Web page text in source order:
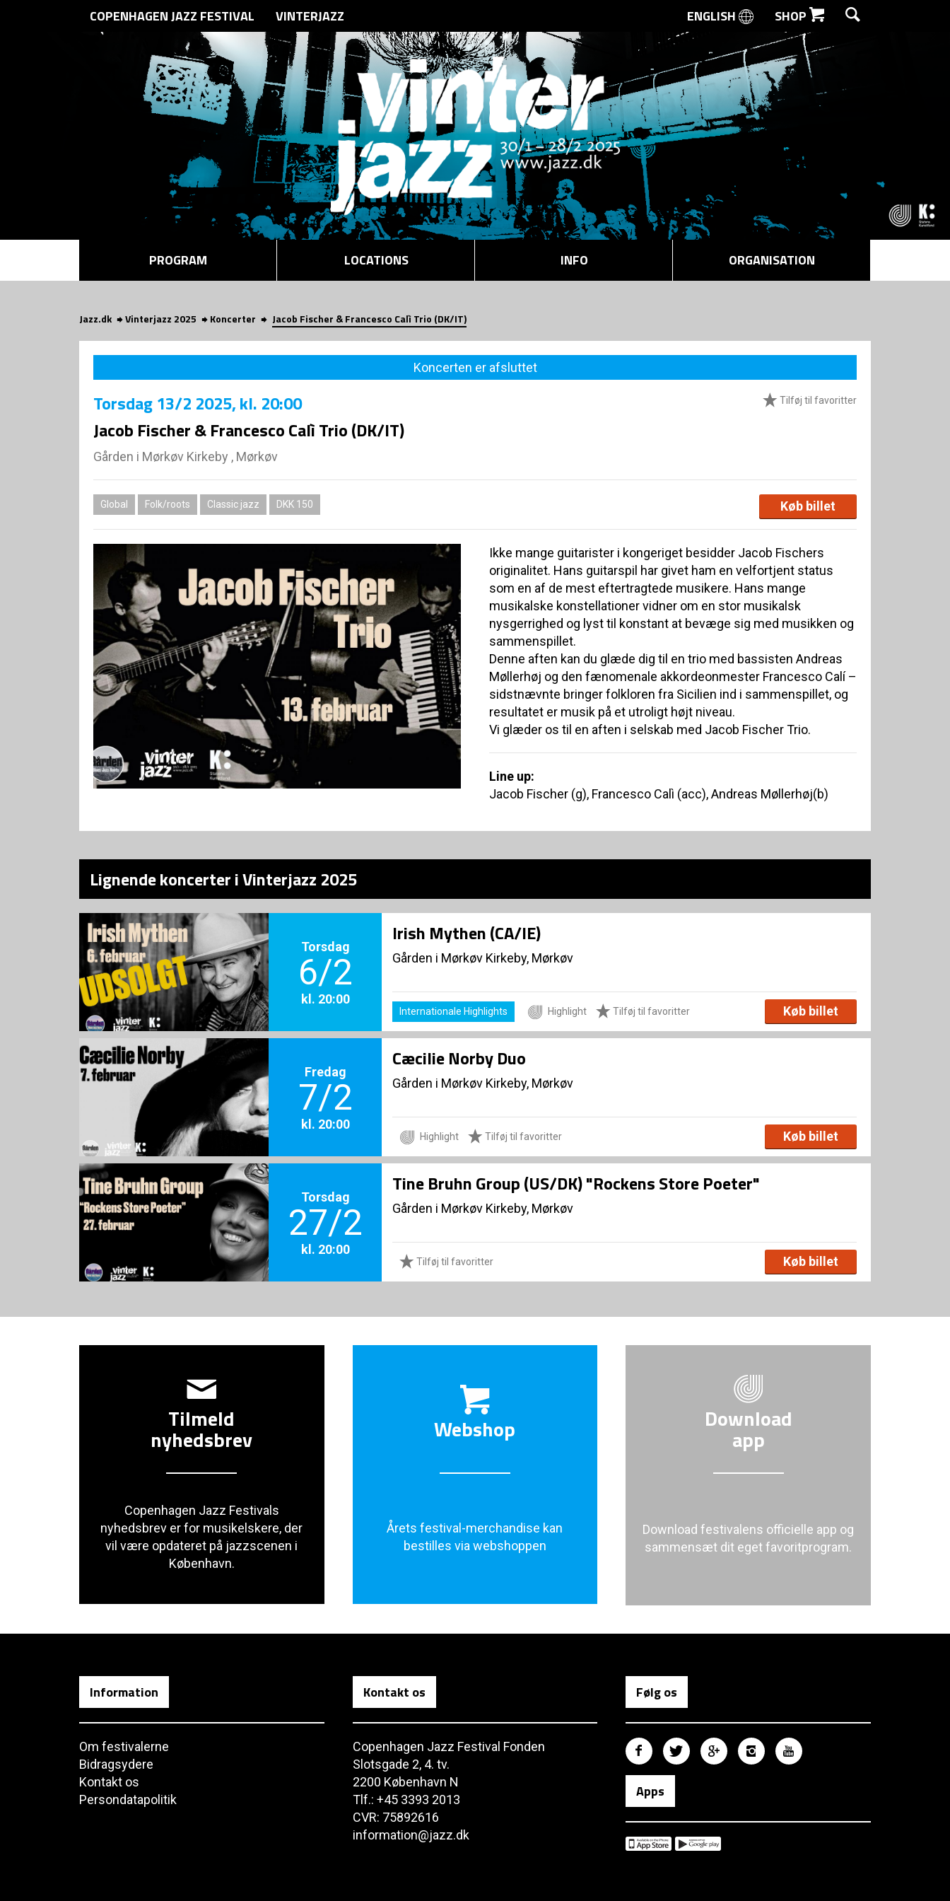
SØG
COPENHAGEN JAZZ FESTIVAL VINTERJAZZ ENGLISH SHOP
PROGRAM LOCATIONS INFO ORGANISATION
Jazz.dk Vinterjazz 2025 Koncerter Jacob Fischer & Francesco Calì Trio (DK/IT)
Koncerten er afsluttet
Tilføj til favoritter
Torsdag13/2 2025, kl. 20:00
Jacob Fischer & Francesco Calì Trio (DK/IT)
Gården i Mørkøv Kirkeby , Mørkøv
Global Folk/roots Classic jazz DKK 150 Køb billet
Ikke mange guitarister i kongeriget besidder Jacob Fischers
originalitet. Hans guitarspil har givet ham en velfortjent status
som en af de mest eftertragtede musikere. Hans mange
musikalske konstellationer vidner om en stor musikalsk
nysgerrighed og lyst til konstant at bevæge sig med musikken og
sammenspillet.
Denne aften kan du glæde dig til en trio med bassisten Andreas
Møllerhøj og den fænomenale akkordeonmester Francesco Calí –
sidstnævnte bringer folkloren fra Sicilien ind i sammenspillet, og
resultatet er musik på et utroligt højt niveau.
Vi glæder os til en aften i selskab med Jacob Fischer Trio.
Line up:
Jacob Fischer (g), Francesco Calì (acc), Andreas Møllerhøj(b)
Lignende koncerter i Vinterjazz 2025
Torsdag
6/2
kl. 20:00
Irish Mythen (CA/IE)
Gården i Mørkøv Kirkeby, Mørkøv
Internationale Highlights Highlight Tilføj til favoritter Køb billet
Fredag
7/2
kl. 20:00
Cæcilie Norby Duo
Gården i Mørkøv Kirkeby, Mørkøv
Highlight Tilføj til favoritter Køb billet
Torsdag
27/2
kl. 20:00
Tine Bruhn Group (US/DK) "Rockens Store Poeter"
Gården i Mørkøv Kirkeby, Mørkøv
Tilføj til favoritter Køb billet
Tilmeld
nyhedsbrev
Copenhagen Jazz Festivals
nyhedsbrev er for musikelskere, der
vil være opdateret på jazzscenen i
København.
Webshop
Årets festival-merchandise kan
bestilles via webshoppen
Download
app
Download festivalens officielle app og
sammensæt dit eget favoritprogram.
Information
Om festivalerne
Bidragsydere
Kontakt os
Persondatapolitik
Kontakt os
Copenhagen Jazz Festival Fonden
Slotsgade 2, 4. tv.
2200 København N
Tlf.: +45 3393 2013
CVR: 75892616
information@jazz.dk
Følg os
Apps